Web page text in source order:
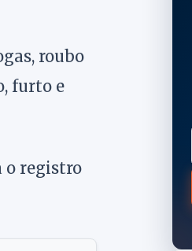
roubo
furto e
o registro